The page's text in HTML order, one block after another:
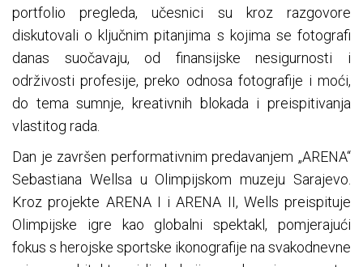
portfolio pregleda, učesnici su kroz razgovore
diskutovali o ključnim pitanjima s kojima se fotografi
danas suočavaju, od finansijske nesigurnosti i
održivosti profesije, preko odnosa fotografije i moći,
do tema sumnje, kreativnih blokada i preispitivanja
vlastitog rada.
Dan je završen performativnim predavanjem „ARENA“
Sebastiana Wellsa u Olimpijskom muzeju Sarajevo.
Kroz projekte ARENA I i ARENA II, Wells preispituje
Olimpijske igre kao globalni spektakl, pomjerajući
fokus s herojske sportske ikonografije na svakodnevne